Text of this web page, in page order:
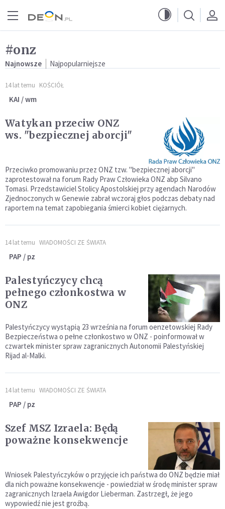
#onz
Najnowsze Najpopularniejsze
14 lat temu KOŚCIÓŁ
KAI / wm
Watykan przeciw ONZ
ws. "bezpiecznej aborcji"
Przeciwko promowaniu przez ONZ tzw. "bezpiecznej aborcji"
zaprotestował na forum Rady Praw Człowieka ONZ abp Silvano
Tomasi. Przedstawiciel Stolicy Apostolskiej przy agendach Narodów
Zjednoczonych w Genewie zabrał wczoraj głos podczas debaty nad
raportem na temat zapobiegania śmierci kobiet ciężarnych.
14 lat temu WIADOMOŚCI ZE ŚWIATA
PAP / pz
Palestyńczycy chcą
pełnego członkostwa w
ONZ
Palestyńczycy wystąpią 23 września na forum oenzetowskiej Rady
Bezpieczeństwa o pełne członkostwo w ONZ - poinformował w
czwartek minister spraw zagranicznych Autonomii Palestyńskiej
Rijad al-Malki.
14 lat temu WIADOMOŚCI ZE ŚWIATA
PAP / pz
Szef MSZ Izraela: Będą
poważne konsekwencje
Wniosek Palestyńczyków o przyjęcie ich państwa do ONZ będzie miał
dla nich poważne konsekwencje - powiedział w środę minister spraw
zagranicznych Izraela Awigdor Lieberman. Zastrzegł, że jego
wypowiedź nie jest groźbą.